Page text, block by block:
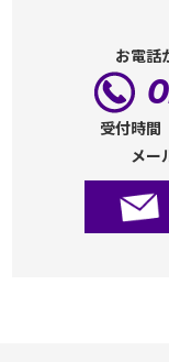
お電話
受付時
メー